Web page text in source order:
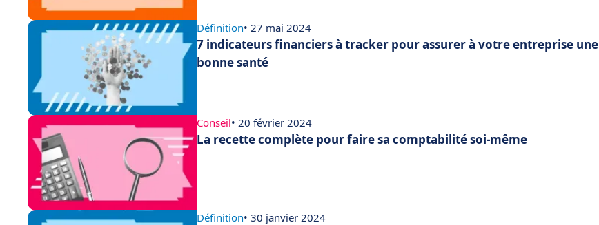
Définition• 27 mai 2024
7 indicateurs financiers à tracker pour assurer à votre entreprise une
bonne santé
Conseil• 20 février 2024
La recette complète pour faire sa comptabilité soi-même
Définition• 30 janvier 2024